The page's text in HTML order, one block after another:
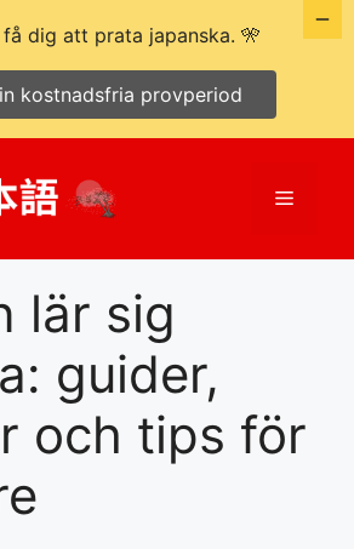
Meny
lär sig
guider,
och tips för
dig att prata japanska. 🎌
kostnadsfria provperiod